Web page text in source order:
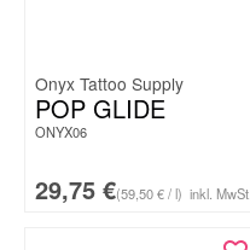
Onyx Tattoo Supply
POP GLIDE
ONYX06
29,75 €(59,50 € / l) inkl. MwSt.